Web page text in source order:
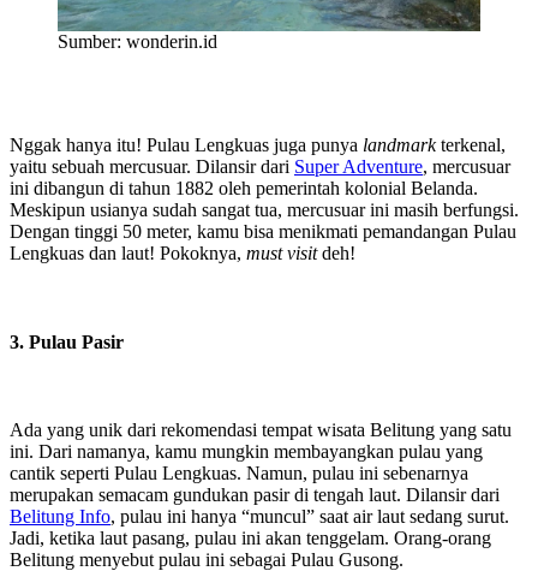
Sumber: wonderin.id
Nggak hanya itu! Pulau Lengkuas juga punya landmarkterkenal,
yaitu sebuah mercusuar. Dilansir dari Super Adventure, mercusuar
ini dibangun di tahun 1882 oleh pemerintah kolonial Belanda.
Meskipun usianya sudah sangat tua, mercusuar ini masih berfungsi.
Dengan tinggi 50 meter, kamu bisa menikmati pemandangan Pulau
Lengkuas dan laut! Pokoknya, must visitdeh!
3. Pulau Pasir
Ada yang unik dari rekomendasi tempat wisata Belitung yang satu
ini. Dari namanya, kamu mungkin membayangkan pulau yang
cantik seperti Pulau Lengkuas. Namun, pulau ini sebenarnya
merupakan semacam gundukan pasir di tengah laut. Dilansir dari
Belitung Info, pulau ini hanya “muncul” saat air laut sedang surut.
Jadi, ketika laut pasang, pulau ini akan tenggelam. Orang-orang
Belitung menyebut pulau ini sebagai Pulau Gusong.